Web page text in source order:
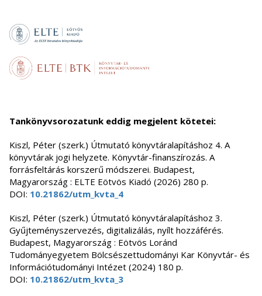
Tankönyvsorozatunk eddig megjelent kötetei:
Kiszl, Péter (szerk.) Útmutató könyvtáralapításhoz 4. A
könyvtárak jogi helyzete. Könyvtár-finanszírozás. A
forrásfeltárás korszerű módszerei. Budapest,
Magyarország : ELTE Eötvös Kiadó (2026) 280 p.
DOI: 10.21862/utm_kvta_4
Kiszl, Péter (szerk.) Útmutató könyvtáralapításhoz 3.
Gyűjteményszervezés, digitalizálás, nyílt hozzáférés.
Budapest, Magyarország : Eötvös Loránd
Tudományegyetem Bölcsészettudományi Kar Könyvtár- és
Információtudományi Intézet (2024) 180 p.
DOI: 10.21862/utm_kvta_3